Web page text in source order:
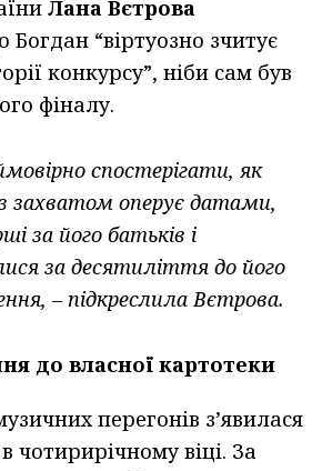
Лана Вєтрова
“віртуозно зчитує
конкурсу”, ніби сам був
фіналу.
спостерігати, як
захватом оперує датами,
за його батьків і
за десятиліття до його
– підкреслила Вєтрова.
до власної картотеки
перегонів з’явилася
чотирирічному віці. За